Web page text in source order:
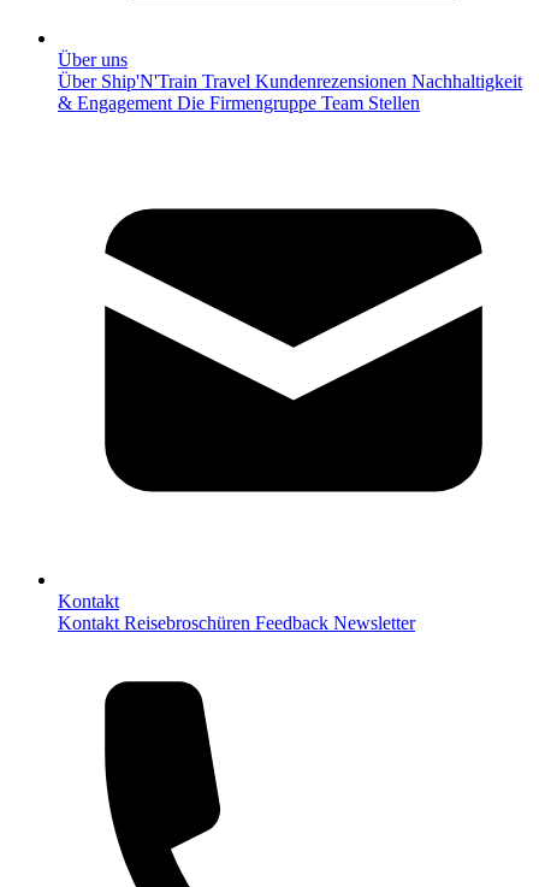
Über uns
Über Ship'N'Train Travel Kundenrezensionen Nachhaltigkeit
& Engagement Die Firmengruppe Team Stellen
Kontakt
Kontakt Reisebroschüren Feedback Newsletter